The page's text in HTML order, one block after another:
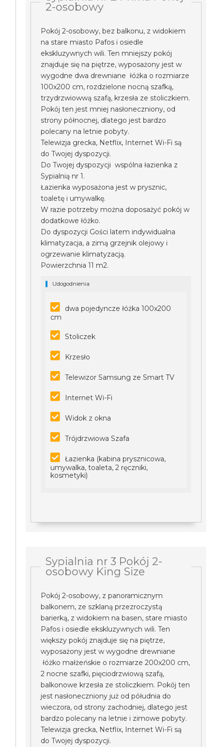
2-osobowy
Pokój 2-osobowy, bez balkonu, z widokiem
na stare miasto Pafos i osiedle
ekskluzywnych wili. Ten mniejszy pokój
znajduje się na piętrze, wyposażony jest w
wygodne dwa drewniane łóżka o rozmiarze
100x200 cm, rozdzielone nocną szafką,
trzydrzwiowwą szafą, krzesła ze stoliczkiem.
Pokój ten jest mniej nasłoneczniony, od
strony północnej, dlatego jest bardzo
polecany na letnie pobyty.
Telewizja grecka, Netflix, Internet Wi-Fi są
do Twojej dyspozycji.
Do Twojej dyspozycji wspólna łazienka z
Sypialnią nr 1.
Łazienka wyposażona jest w prysznic,
toaletę i umywalkę.
W razie potrzeby można doposażyć pokój w
dodatkowe łóżko.
Do dyspozycji Gości latem indywidualna
klimatyzacja, a zimą grzejnik olejowy i
ogrzewanie klimatyzacją.
Powierzchnia 11 m2.
Udogodnienia
dwa pojedyncze łóżka 100x200
cm
Stoliczek
Krzesło
Telewizor Samsung ze Smart TV
Internet Wi-Fi
Widok z okna
Trójdrzwiowa Szafa
Łazienka (kabina prysznicowa,
umywalka, toaleta, 2 ręczniki,
kosmetyki)
Sypialnia nr 3 Pokój 2-
osobowy King Size
Pokój 2-osobowy, z panoramicznym
balkonem, ze szklaną przezroczystą
barierką, z widokiem na basen, stare miasto
Pafos i osiedle ekskluzywnych wili. Ten
większy pokój znajduje się na piętrze,
wyposażony jest w wygodne drewniane
łóżko małżeńskie o rozmiarze 200x200 cm,
2 nocne szafki, pięciodrzwiową szafą,
balkonowe krzesła ze stoliczkiem. Pokój ten
jest nasłoneczniony już od półudnia do
wieczora, od strony zachodniej, dlatego jest
bardzo polecany na letnie i zimowe pobyty.
Telewizja grecka, Netflix, Internet Wi-Fi są
do Twojej dyspozycji.